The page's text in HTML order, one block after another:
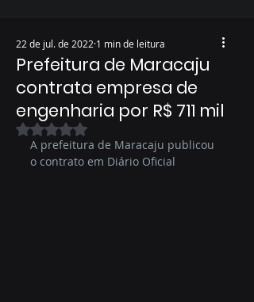
Prefeitura de Maracaju
contrata empresa de
engenharia por R$ 711 mil
22 de jul. de 2022 1 min de leitura
Avaliado com NaN de 5 estrelas.
A prefeitura de Maracaju publicou
o contrato em Diário Oficial